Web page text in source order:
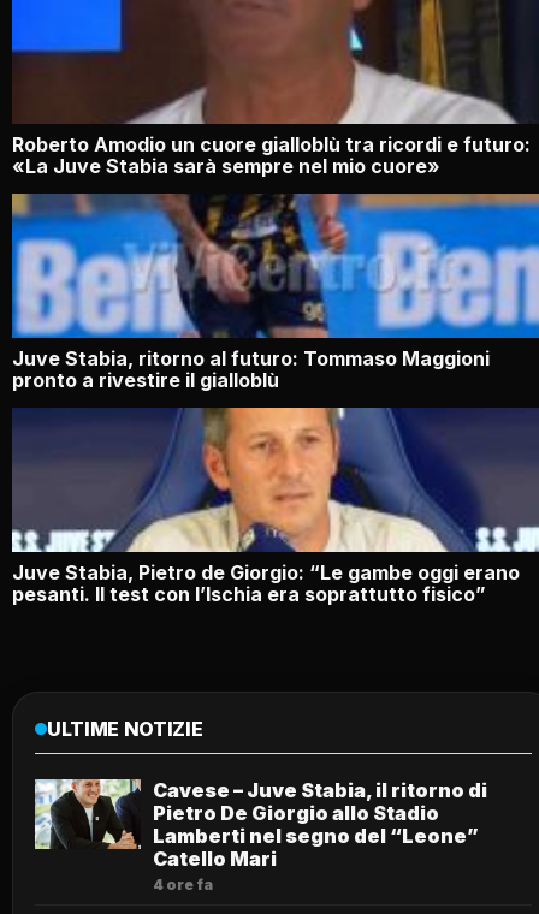
Roberto Amodio un cuore gialloblù tra ricordi e futuro:
«La Juve Stabia sarà sempre nel mio cuore»
Juve Stabia, ritorno al futuro: Tommaso Maggioni
pronto a rivestire il gialloblù
Juve Stabia, Pietro de Giorgio: “Le gambe oggi erano
pesanti. Il test con l’Ischia era soprattutto fisico”
ULTIME NOTIZIE
Cavese – Juve Stabia, il ritorno di
Pietro De Giorgio allo Stadio
Lamberti nel segno del “Leone”
Catello Mari
4 ore fa